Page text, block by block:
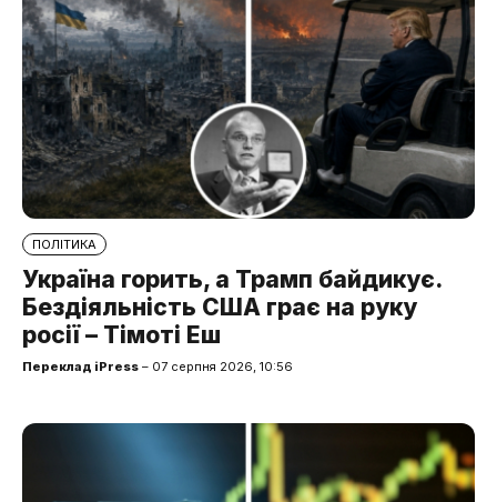
ПОЛІТИКА
Україна горить, а Трамп байдикує.
Бездіяльність США грає на руку
росії – Тімоті Еш
Переклад iPress – 07 серпня 2026, 10:56